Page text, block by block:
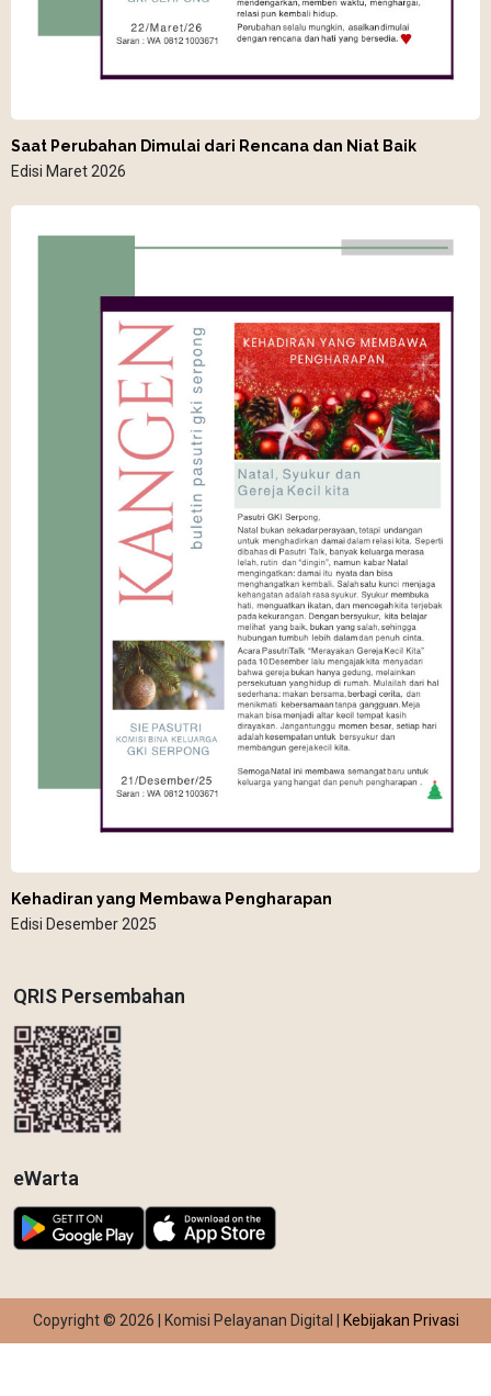
Saat Perubahan Dimulai dari Rencana dan Niat Baik
Edisi Maret 2026
Kehadiran yang Membawa Pengharapan
Edisi Desember 2025
QRIS Persembahan
eWarta
Copyright © 2026 | Komisi Pelayanan Digital | Kebijakan Privasi